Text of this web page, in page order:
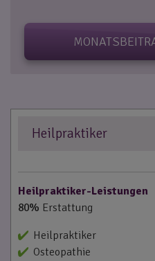
Heilpraktiker
Heilpraktiker-Leistungen
80% Erstattung
Heilpraktiker
Osteopathie